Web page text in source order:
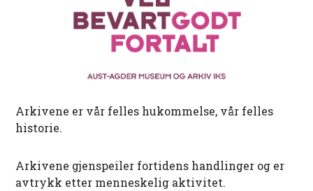
Arkivene er vår felles hukommelse, vår felles
historie.
Arkivene gjenspeiler fortidens handlinger og er
avtrykk etter menneskelig aktivitet.